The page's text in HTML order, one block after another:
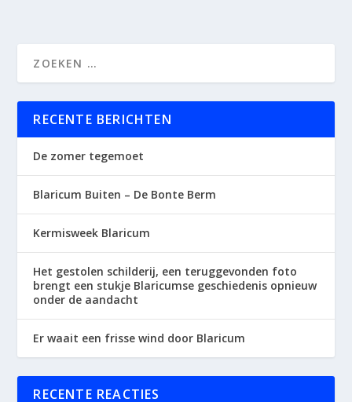
RECENTE BERICHTEN
De zomer tegemoet
Blaricum Buiten – De Bonte Berm
Kermisweek Blaricum
Het gestolen schilderij, een teruggevonden foto
brengt een stukje Blaricumse geschiedenis opnieuw
onder de aandacht
Er waait een frisse wind door Blaricum
RECENTE REACTIES